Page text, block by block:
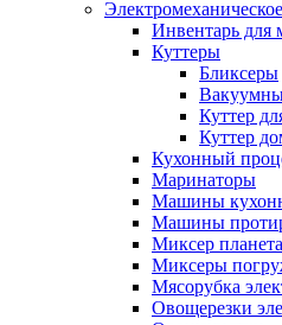
Электромеханическое
Инвентарь для
Куттеры
Бликсеры
Куттер
Куттер
Кухонный
Маринаторы
Машины
Машины
Миксер
Миксеры
Мясорубка
Овощерезки